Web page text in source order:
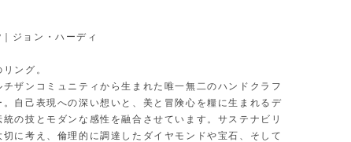
ジョン・ハーディ
ング。
チザンコミュニティから生まれた唯一無二のハンドクラフ
。自己表現への深い想いと、美と冒険心を糧に生まれるデ
統の技とモダンな感性を融合させています。サステナビリ
切に考え、倫理的に調達したダイヤモンドや宝石、そして